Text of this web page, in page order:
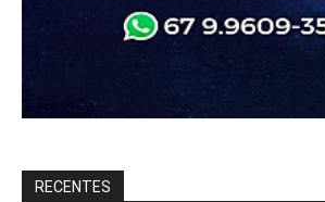
RECENTES